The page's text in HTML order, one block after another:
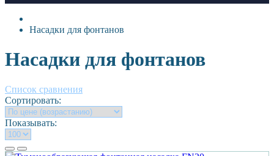
Насадки для фонтанов
Насадки для фонтанов
Список сравнения
Сортировать:
Показывать: